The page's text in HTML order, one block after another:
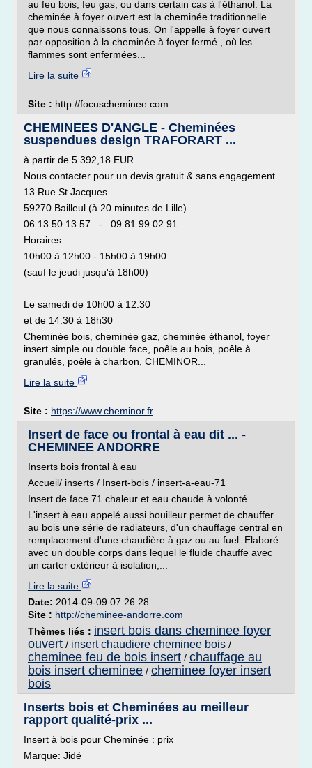
au feu bois, feu gas, ou dans certain cas à l'éthanol. La
cheminée à foyer ouvert est la cheminée traditionnelle
que nous connaissons tous. On l'appelle à foyer ouvert
par opposition à la cheminée à foyer fermé , où les
flammes sont enfermées...
Lire la suite
Site : http://focuscheminee.com
CHEMINEES D'ANGLE - Cheminées
suspendues design TRAFORART ...
à partir de 5.392,18 EUR
Nous contacter pour un devis gratuit & sans engagement
13 Rue St Jacques
59270 Bailleul (à 20 minutes de Lille)
06 13 50 13 57 - 09 81 99 02 91
Horaires :
10h00 à 12h00 - 15h00 à 19h00
(sauf le jeudi jusqu'à 18h00)
Le samedi de 10h00 à 12:30
et de 14:30 à 18h30
Cheminée bois, cheminée gaz, cheminée éthanol, foyer
insert simple ou double face, poêle au bois, poêle à
granulés, poêle à charbon, CHEMINOR...
Lire la suite
Site : https://www.cheminor.fr
Insert de face ou frontal à eau dit ... -
CHEMINEE ANDORRE
Inserts bois frontal à eau
Accueil/ inserts / Insert-bois / insert-a-eau-71
Insert de face 71 chaleur et eau chaude à volonté
L'insert à eau appelé aussi bouilleur permet de chauffer
au bois une série de radiateurs, d'un chauffage central en
remplacement d'une chaudière à gaz ou au fuel. Elaboré
avec un double corps dans lequel le fluide chauffe avec
un carter extérieur à isolation,...
Lire la suite
Date: 2014-09-09 07:26:28
Site : http://cheminee-andorre.com
Thèmes liés : insert bois dans cheminee foyer
ouvert / insert chaudiere cheminee bois /
cheminee feu de bois insert / chauffage au
bois insert cheminee / cheminee foyer insert
bois
Inserts bois et Cheminées au meilleur
rapport qualité-prix ...
Insert à bois pour Cheminée : prix
Marque: Jidé